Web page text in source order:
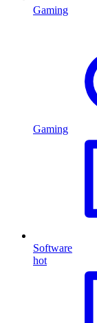
Gaming
Gaming
Software
hot